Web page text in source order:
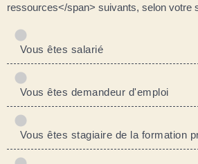
ressources</span> suivants, selon votre
Vous êtes salarié
Vous êtes demandeur d'emploi
Vous êtes stagiaire de la formation